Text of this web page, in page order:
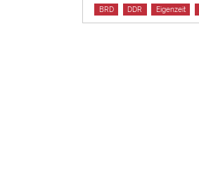
Tags
BRD DDR Eigenzeit